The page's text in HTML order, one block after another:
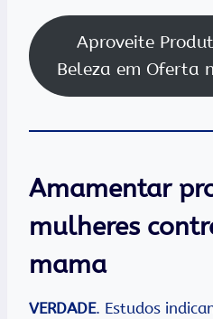
Aproveite
Beleza em Oferta
Amamentar
mulheres
mama
VERDADE. Estudos